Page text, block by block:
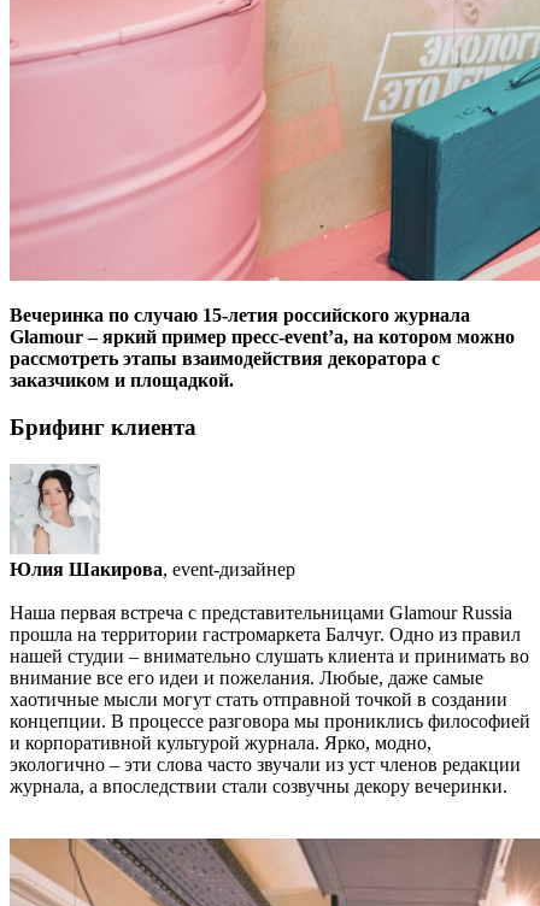
Вечеринка по случаю 15-летия российского журнала
Glamour – яркий пример пресс-event’а, на котором можно
рассмотреть этапы взаимодействия декоратора с
заказчиком и площадкой.
Брифинг клиента
Юлия Шакирова, event-дизайнер
Наша первая встреча с представительницами Glamour Russia
прошла на территории гастромаркета Балчуг. Одно из правил
нашей студии – внимательно слушать клиента и принимать во
внимание все его идеи и пожелания. Любые, даже самые
хаотичные мысли могут стать отправной точкой в создании
концепции. В процессе разговора мы прониклись философией
и корпоративной культурой журнала. Ярко, модно,
экологично – эти слова часто звучали из уст членов редакции
журнала, а впоследствии стали созвучны декору вечеринки.